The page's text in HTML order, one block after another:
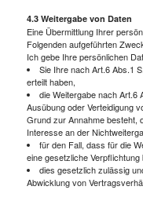
4.3 Weitergabe von Daten
Eine Übermittlung Ihrer
Folgenden aufgeführten
Ich gebe Ihre persönlichen
Sie Ihre nach Art.6 Abs.1
erteilt haben,
die Weitergabe nach Art.6
Ausübung oder Verteidigung
Grund zur Annahme besteht,
Interesse an der
für den Fall, dass für die
eine gesetzliche
dies gesetzlich zulässig
Abwicklung von